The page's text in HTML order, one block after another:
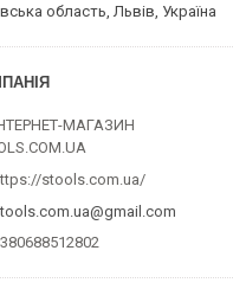
область, Львів, Україна
МАГАЗИН
stools.com.ua/